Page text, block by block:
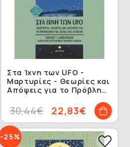
Στα Ίχνη των UFO -
Μαρτυρίες - Θεωρίες και
Απόψεις για το Πρόβλημα
22,83€
30,44€
-25%